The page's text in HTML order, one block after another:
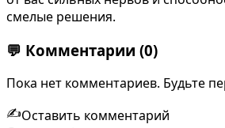
смелые решения.
💬 Комментарии (0)
Пока нет комментариев. Будьте
✍️Оставить комментарий